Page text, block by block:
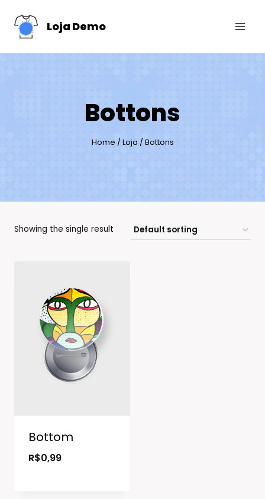
Loja Demo
Bottons
Home / Loja / Bottons
Showing the single result
Bottom
R$0,99